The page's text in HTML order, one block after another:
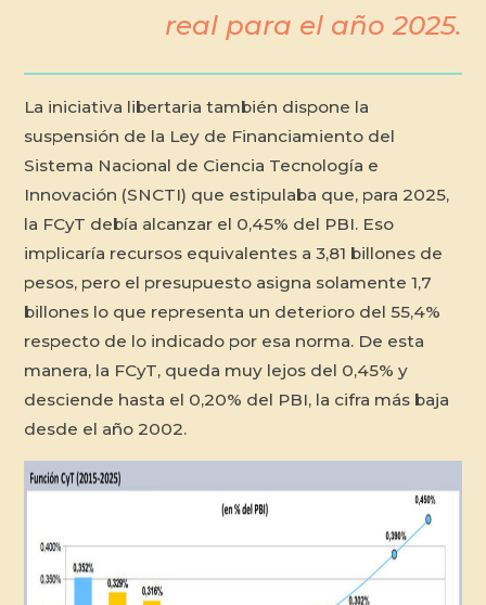
real para el año 2025.
La iniciativa libertaria también dispone la
suspensión de la Ley de Financiamiento del
Sistema Nacional de Ciencia Tecnología e
Innovación (SNCTI) que estipulaba que, para 2025,
la FCyT debía alcanzar el 0,45% del PBI. Eso
implicaría recursos equivalentes a 3,81 billones de
pesos, pero el presupuesto asigna solamente 1,7
billones lo que representa un deterioro del 55,4%
respecto de lo indicado por esa norma. De esta
manera, la FCyT, queda muy lejos del 0,45% y
desciende hasta el 0,20% del PBI, la cifra más baja
desde el año 2002.